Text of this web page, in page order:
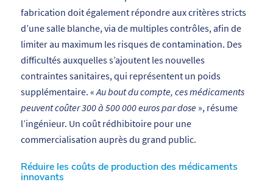
fabrication doit également répondre aux critères stricts
d’une salle blanche, via de multiples contrôles, afin de
limiter au maximum les risques de contamination. Des
difficultés auxquelles s’ajoutent les nouvelles
contraintes sanitaires, qui représentent un poids
supplémentaire. «Au bout du compte, ces médicaments
peuvent coûter 300 à 500 000 euros par dose», résume
l’ingénieur. Un coût rédhibitoire pour une
commercialisation auprès du grand public.
Réduire les coûts de production des médicaments
innovants